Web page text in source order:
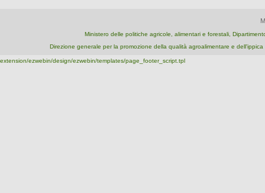
Ministero delle politiche agricole, alimentari e forestali,
Direzione generale per la promozione della qualità agroalimentare e
extension/ezwebin/design/ezwebin/templates/page_footer_script.tpl